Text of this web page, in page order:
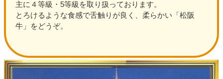
主に４等級・5等級を取り扱っております。
とろけるような食感で舌触りが良く、柔らかい「松阪
牛」をどうぞ。